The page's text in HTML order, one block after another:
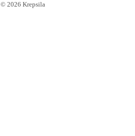
© 2026 Krepsila